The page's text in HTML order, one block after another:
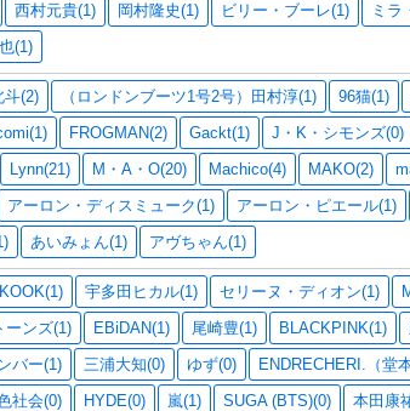
西村元貴(1) 岡村隆史(1) ビリー・ブーレ(1) ミラ
(1)
斗(2) （ロンドンブーツ1号2号）田村淳(1) 96猫(1)
FROGMAN(2) Gackt(1) J・K・シモンズ(0)
Lynn(21) M・A・O(20) Machico(4) MAKO(2)
アーロン・ディスミューク(1) アーロン・ピエール(1)
あいみょん(1) アヴちゃん(1)
宇多田ヒカル(1) セリーヌ・ディオン(1)
ーンズ(1)
EBiDAN(1) 尾崎豊(1) BLACKPINK(1)
バー(1)
三浦大知(0) ゆず(0) ENDRECHERI.（堂
社会(0) HYDE(0) 嵐(1) SUGA (BTS)(0) 本田康